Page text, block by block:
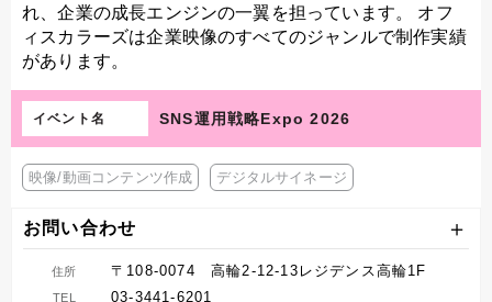
れ、企業の成長エンジンの一翼を担っています。 オフ
ィスカラーズは企業映像のすべてのジャンルで制作実績
があります。
イベント名 SNS運用戦略Expo 2026
映像/動画コンテンツ作成 デジタルサイネージ
お問い合わせ
住所 〒108-0074 高輪2-12-13レジデンス高輪1F
TEL 03-3441-6201